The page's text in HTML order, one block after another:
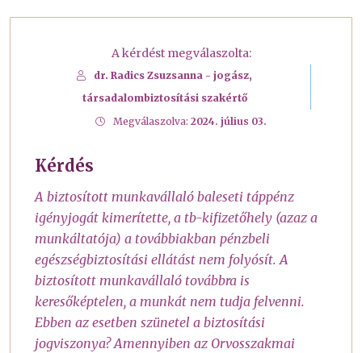
A kérdést megválaszolta:
dr. Radics Zsuzsanna - jogász,
társadalombiztosítási szakértő
Megválaszolva: 2024. július 03.
Kérdés
A biztosított munkavállaló baleseti táppénz
igényjogát kimerítette, a tb-kifizetőhely (azaz a
munkáltatója) a továbbiakban pénzbeli
egészségbiztosítási ellátást nem folyósít. A
biztosított munkavállaló továbbra is
keresőképtelen, a munkát nem tudja felvenni.
Ebben az esetben szünetel a biztosítási
jogviszonya? Amennyiben az Orvosszakmai